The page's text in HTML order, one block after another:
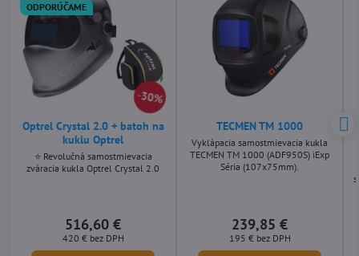
30%
ODPORÚČAME
Optrel Crystal 2.0 + batoh na
kuklu Optrel
⭐ Revolučná samostmievacia
zváracia kukla Optrel Crystal 2.0
516,60 €
420 € bez DPH
TECMEN TM 1000
Vyklápacia samostmievacia kukla
TECMEN TM 1000 (ADF950S) iExp
Séria (107x75mm).
239,85 €
195 € bez DPH